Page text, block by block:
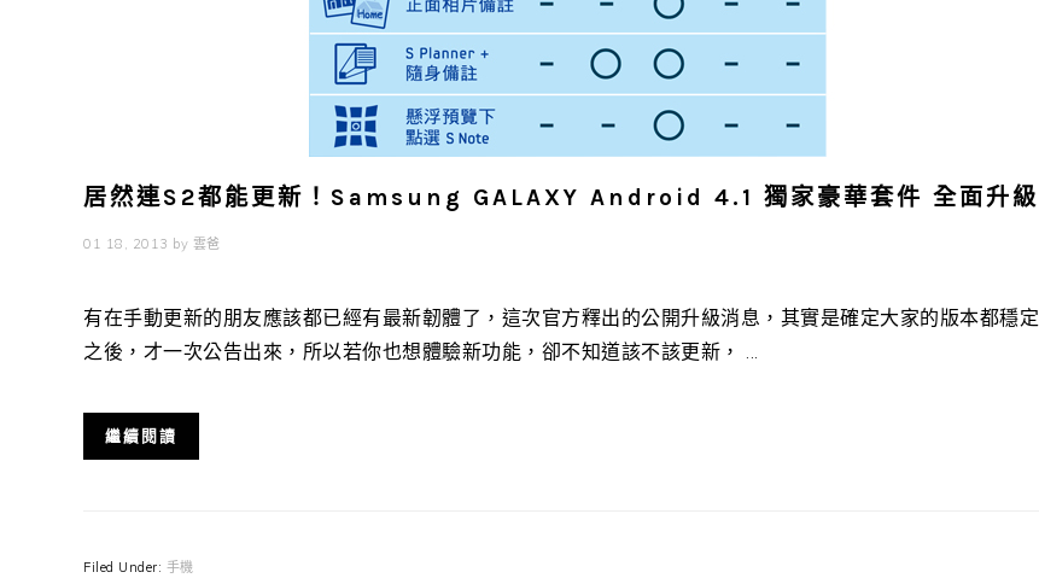
居然連S2都能更新！Samsung GALAXY Android 4.1 獨家豪華套件 全面升級
01 18, 2013 by 雲爸
有在手動更新的朋友應該都已經有最新韌體了，這次官方釋出的公開升級消息，其實是確定大家的版本都穩定
之後，才一次公告出來，所以若你也想體驗新功能，卻不知道該不該更新， ...
繼續閱讀
Filed Under: 手機